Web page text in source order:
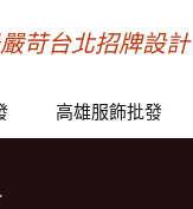
苛台北招牌設計
高雄服飾批發